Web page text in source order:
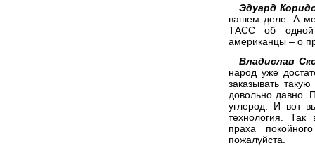
Эдуард
вашем деле. А
ТАСС об одной
американцы – о
Владислав
народ уже
заказывать
довольно давно.
углерод. И вот
технология.
праха
пожалуйста.